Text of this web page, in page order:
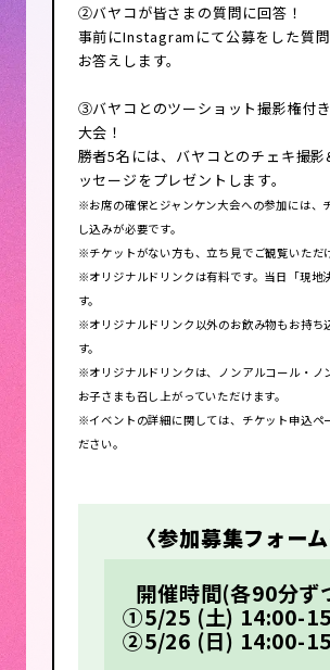
bazaar@adastria.co.jp
当日は受付時間内に会場にお
い。
受付時間：9 時00分～9時15分
お車でお越しいただくことも
す。
詳細は当選のご連絡の際にご
たしますので、そちらをご確認
②バヤコが皆さまの質問に回答！
事前にInstagramにて公募をした質
お答えします。
③バヤコとのツーショット撮影権付
大会！
勝者5名には、バヤコとのチェキ撮影
ッセージをプレゼントします。
※お席の確保とジャンケン大会への参加には、
し込みが必要です。
※チケットがない方も、立ち見でご観覧いただ
※オリジナルドリンクは有料です。当日「現地
す。
※オリジナルドリンク以外のお飲み物もお持ち
す。
※オリジナルドリンクは、ノンアルコール・ノ
お子さまも召し上がっていただけます。
※イベントの詳細に関しては、チケット申込ペ
ださい。
〈参加募集フォーム
開催時間(各90分ず
①5/25 (土) 14:00-
②5/26 (日) 14:00-